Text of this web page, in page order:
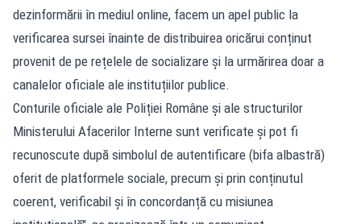
dezinformării în mediul online, facem un apel public la
verificarea sursei înainte de distribuirea oricărui conținut
provenit de pe rețelele de socializare și la urmărirea doar a
canalelor oficiale ale instituțiilor publice.
Conturile oficiale ale Poliției Române și ale structurilor
Ministerului Afacerilor Interne sunt verificate și pot fi
recunoscute după simbolul de autentificare (bifa albastră)
oferit de platformele sociale, precum și prin conținutul
coerent, verificabil și în concordanță cu misiunea